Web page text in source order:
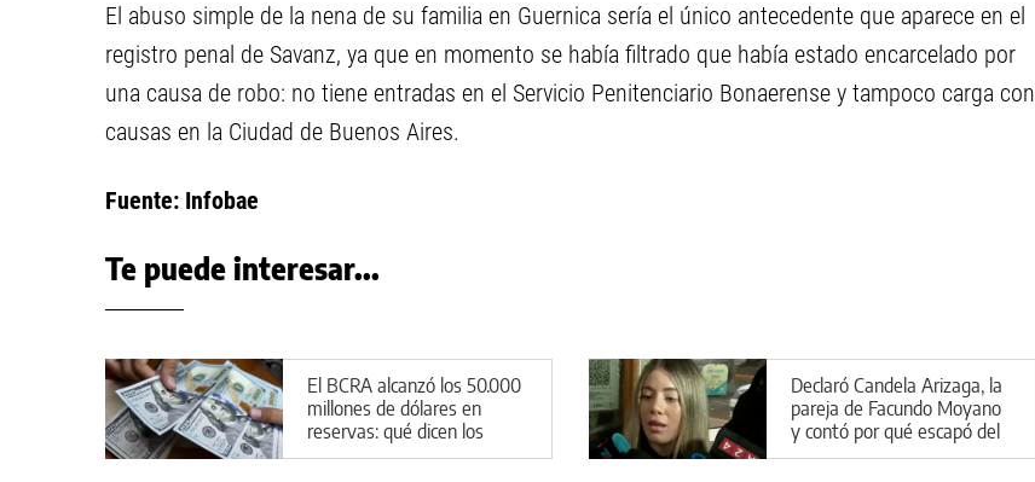
El abuso simple de la nena de su familia en Guernica sería el único antecedente que aparece en el
registro penal de Savanz, ya que en momento se había filtrado que había estado encarcelado por
una causa de robo: no tiene entradas en el Servicio Penitenciario Bonaerense y tampoco carga con
causas en la Ciudad de Buenos Aires.
Fuente: Infobae
Te puede interesar...
El BCRA alcanzó los 50.000
millones de dólares en
reservas: qué dicen los
expertos
Declaró Candela Arizaga, la
pareja de Facundo Moyano
y contó por qué escapó del
departamento